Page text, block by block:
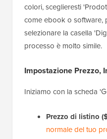
colori, sceglieresti
come ebook o software,
selezionare la casella
processo è molto simile.
Impostazione Prezzo,
Iniziamo con la scheda
Prezzo di listino
normale del tuo